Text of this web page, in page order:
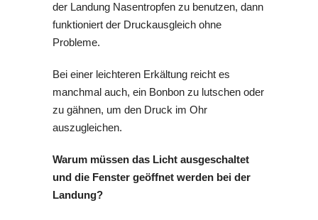
der Landung Nasentropfen zu benutzen, dann
funktioniert der Druckausgleich ohne
Probleme.
Bei einer leichteren Erkältung reicht es
manchmal auch, ein Bonbon zu lutschen oder
zu gähnen, um den Druck im Ohr
auszugleichen.
Warum müssen das Licht ausgeschaltet
und die Fenster geöffnet werden bei der
Landung?